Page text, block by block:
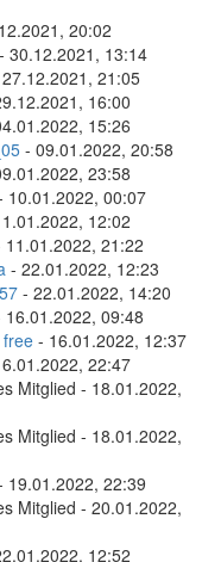
20:02
- 30.12.2021, 13:14
21:05
16:00
15:26
- 09.01.2022, 20:58
23:58
10.01.2022, 00:07
12:02
11.01.2022, 21:22
- 22.01.2022, 12:23
- 22.01.2022, 14:20
16.01.2022, 09:48
- 16.01.2022, 12:37
22:47
Mitglied - 18.01.2022,
Mitglied - 18.01.2022,
19.01.2022, 22:39
Mitglied - 20.01.2022,
12:52